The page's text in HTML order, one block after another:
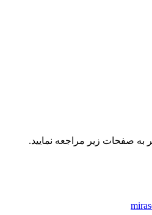
صفحات زیر مراجعه نمایید.